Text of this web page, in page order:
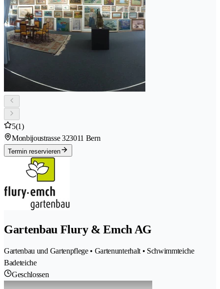
5(1)
Monbijoustrasse 323011 Bern
Termin reservieren
Gartenbau Flury & Emch AG
Gartenbau und Gartenpflege • Gartenunterhalt • Schwimmteiche
Badeteiche
Geschlossen